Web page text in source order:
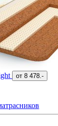
от 8 478.-